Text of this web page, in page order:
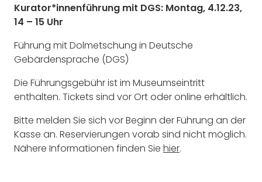
Kurator*innenführung mit DGS: Montag, 4.12.23,
14 – 15 Uhr
Führung mit Dolmetschung in Deutsche
Gebärdensprache (DGS)
Die Führungsgebühr ist im Museumseintritt
enthalten. Tickets sind vor Ort oder online erhältlich.
Bitte melden Sie sich vor Beginn der Führung an der
Kasse an. Reservierungen vorab sind nicht möglich.
Nähere Informationen finden Sie hier.